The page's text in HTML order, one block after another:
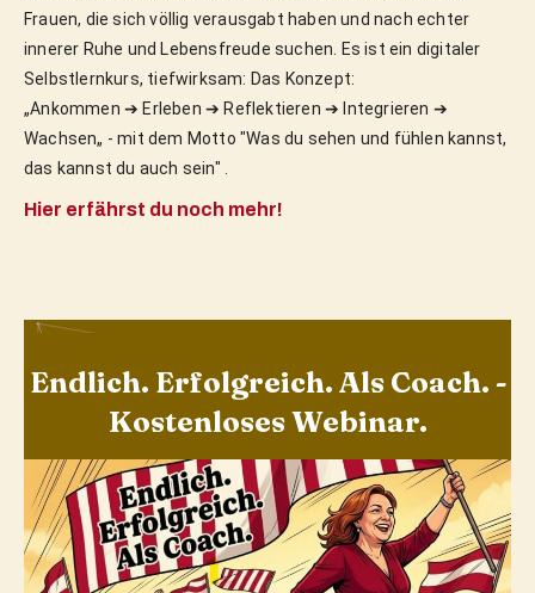
Frauen, die sich völlig verausgabt haben und nach echter
innerer Ruhe und Lebensfreude suchen. Es ist ein digitaler
Selbstlernkurs, tiefwirksam: Das Konzept:
„Ankommen ➔ Erleben ➔ Reflektieren ➔ Integrieren ➔
Wachsen„ - mit dem Motto "Was du sehen und fühlen kannst,
das kannst du auch sein" .
Hier erfährst du noch mehr!
Endlich. Erfolgreich. Als Coach. -
Kostenloses Webinar.